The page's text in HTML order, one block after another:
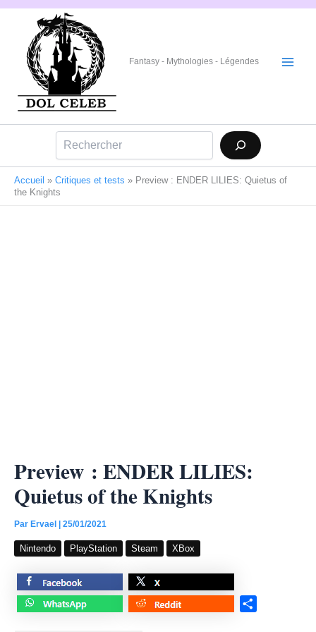
Aller
Fantasy - Mythologies - Légendes
Accueil » Critiques et tests » Preview : ENDER LILIES: Quietus of
the Knights
Preview : ENDER LILIES:
Quietus of the Knights
Par Ervael | 25/01/2021
Nintendo PlayStation Steam XBox